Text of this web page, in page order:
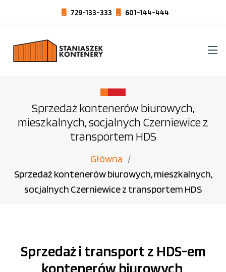
729-133-333 601-144-444
Sprzedaż kontenerów biurowych,
mieszkalnych, socjalnych Czerniewice z
transportem HDS
Główna
Sprzedaż kontenerów biurowych, mieszkalnych,
socjalnych Czerniewice z transportem HDS
Sprzedaż i transport z HDS-em
kontenerów biurowych,